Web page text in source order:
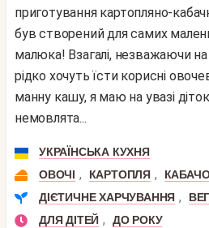
приготування картопляно-
був створений для самих
малюка! Взагалі, незважаючи на
рідко хочуть їсти корисні
манну кашу, я маю на увазі
немовлята...
УКРАЇНСЬКА КУХНЯ
ОВОЧІ , КАРТОПЛЯ ,
ДІЄТИЧНЕ ХАРЧУВАННЯ ,
ДЛЯ ДІТЕЙ ,
ДО РОКУ